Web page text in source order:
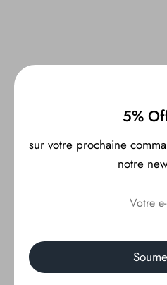
Soyez le premier à
5%
sur votre prochaine
notre